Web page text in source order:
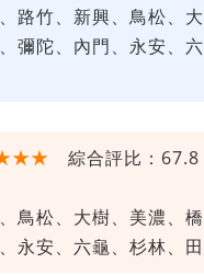
路竹、新興、鳥松、
彌陀、內門、永安、
★★★
綜合評比：67.8
鳥松、大樹、美濃、
永安、六龜、杉林、